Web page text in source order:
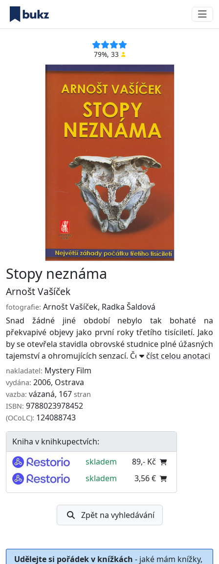
79%, 33
Stopy neznáma
Arnošt Vašíček
fotografie: Arnošt Vašíček, Radka Šaldová
Snad žádné jiné období nebylo tak bohaté na
překvapivé objevy jako první roky třetího tisíciletí. Jako
by se otevřela stavidla obrovské studnice plné úžasných
tajemství a ohromujících senzací. Ček ...číst celou anotaci
nakladatel: Mystery Film
vydána: 2006, Ostrava
vazba: vázaná, 167 stran
ISBN: 9788023978452
(OCoLC): 124088743
Kniha v knihkupectvích:
skladem
89,- Kč
skladem
3,56 €
Zpět na vyhledávání
Udělejte si pořádek v knížkách - jaké mám knížky,